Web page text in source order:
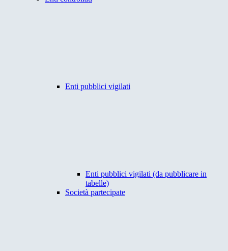
Enti pubblici vigilati
Enti pubblici vigilati (da pubblicare in
tabelle)
Società partecipate